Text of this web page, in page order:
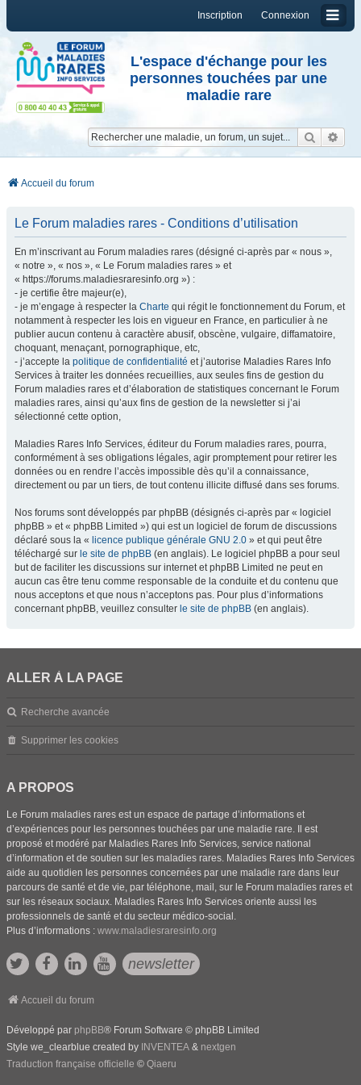
Connexion
Inscription
L'espace d'échange pour les
personnes touchées par une
maladie rare
Accueil du forum
Le Forum maladies rares - Conditions d’utilisation
En m’inscrivant au Forum maladies rares (désigné ci-après par « nous »,
« notre », « nos », « Le Forum maladies rares » et
« https://forums.maladiesraresinfo.org ») :
- je certifie être majeur(e),
- je m’engage à respecter la Charte qui régit le fonctionnement du Forum, et
notamment à respecter les lois en vigueur en France, en particulier à ne
publier aucun contenu à caractère abusif, obscène, vulgaire, diffamatoire,
choquant, menaçant, pornographique, etc,
- j’accepte la politique de confidentialité et j’autorise Maladies Rares Info
Services à traiter les données recueillies, aux seules fins de gestion du
Forum maladies rares et d’élaboration de statistiques concernant le Forum
maladies rares, ainsi qu’aux fins de gestion de la newsletter si j’ai
sélectionné cette option,
Maladies Rares Info Services, éditeur du Forum maladies rares, pourra,
conformément à ses obligations légales, agir promptement pour retirer les
données ou en rendre l’accès impossible dès qu’il a connaissance,
directement ou par un tiers, de tout contenu illicite diffusé dans ses forums.
Nos forums sont développés par phpBB (désignés ci-après par « logiciel
phpBB » et « phpBB Limited ») qui est un logiciel de forum de discussions
déclaré sous la « licence publique générale GNU 2.0 » et qui peut être
téléchargé sur le site de phpBB (en anglais). Le logiciel phpBB a pour seul
but de faciliter les discussions sur internet et phpBB Limited ne peut en
aucun cas être tenu comme responsable de la conduite et du contenu que
nous acceptons et que nous n’acceptons pas. Pour plus d’informations
concernant phpBB, veuillez consulter le site de phpBB (en anglais).
ALLER À LA PAGE
Recherche avancée
Supprimer les cookies
A PROPOS
Le Forum maladies rares est un espace de partage d’informations et
d’expériences pour les personnes touchées par une maladie rare. Il est
proposé et modéré par Maladies Rares Info Services, service national
d’information et de soutien sur les maladies rares. Maladies Rares Info Services
aide au quotidien les personnes concernées par une maladie rare dans leur
parcours de santé et de vie, par téléphone, mail, sur le Forum maladies rares et
sur les réseaux sociaux. Maladies Rares Info Services oriente aussi les
professionnels de santé et du secteur médico-social.
Plus d’informations : www.maladiesraresinfo.org
newsletter
Accueil du forum
Développé par phpBB® Forum Software © phpBB Limited
Style we_clearblue created by INVENTEA & nextgen
Traduction française officielle © Qiaeru